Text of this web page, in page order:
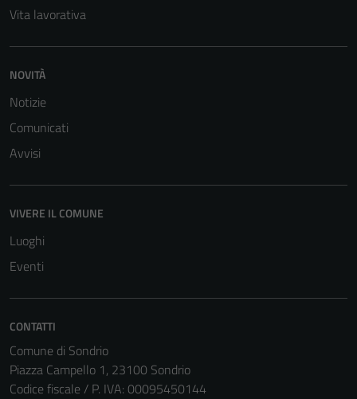
Vita lavorativa
NOVITÀ
Notizie
Comunicati
Avvisi
VIVERE IL COMUNE
Luoghi
Eventi
CONTATTI
Comune di Sondrio
Piazza Campello 1, 23100 Sondrio
Codice fiscale / P. IVA: 00095450144
essere